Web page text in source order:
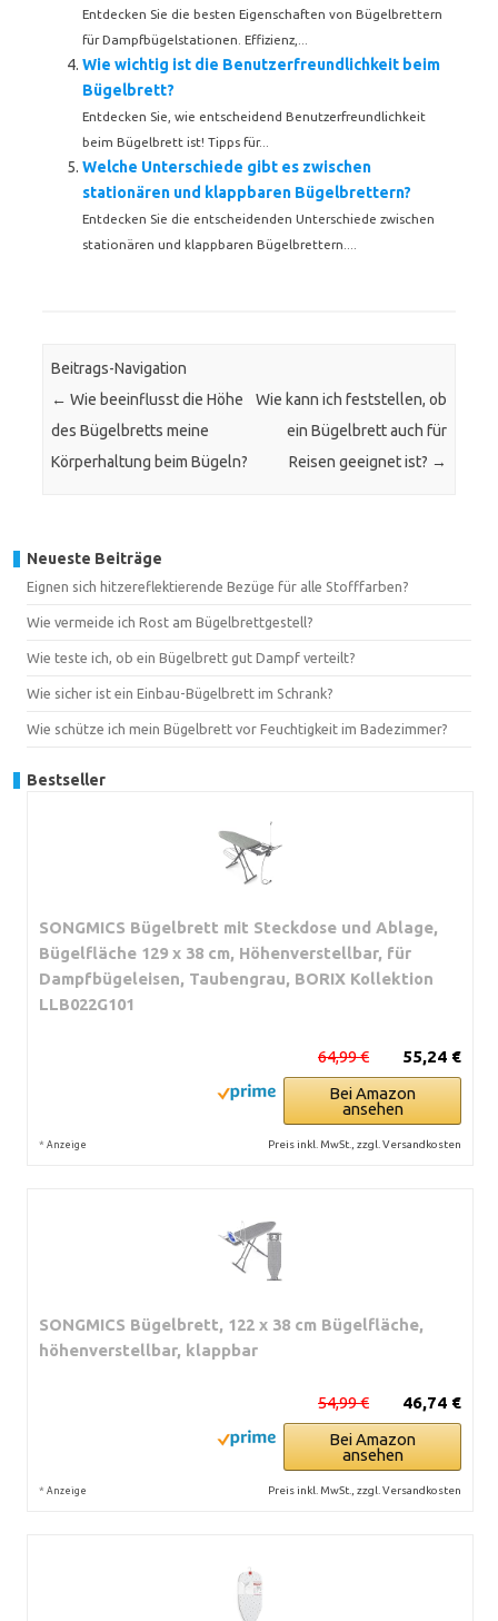
Entdecken Sie die besten Eigenschaften von Bügelbrettern
für Dampfbügelstationen. Effizienz,...
Wie wichtig ist die Benutzerfreundlichkeit beim
Bügelbrett?
Entdecken Sie, wie entscheidend Benutzerfreundlichkeit
beim Bügelbrett ist! Tipps für...
Welche Unterschiede gibt es zwischen
stationären und klappbaren Bügelbrettern?
Entdecken Sie die entscheidenden Unterschiede zwischen
stationären und klappbaren Bügelbrettern....
Beitrags-Navigation
← Wie beeinflusst die Höhe
des Bügelbretts meine
Körperhaltung beim Bügeln?
Wie kann ich feststellen, ob
ein Bügelbrett auch für
Reisen geeignet ist? →
Neueste Beiträge
Eignen sich hitzereflektierende Bezüge für alle Stofffarben?
Wie vermeide ich Rost am Bügelbrettgestell?
Wie teste ich, ob ein Bügelbrett gut Dampf verteilt?
Wie sicher ist ein Einbau-Bügelbrett im Schrank?
Wie schütze ich mein Bügelbrett vor Feuchtigkeit im Badezimmer?
Bestseller
SONGMICS Bügelbrett mit Steckdose und Ablage,
Bügelfläche 129 x 38 cm, Höhenverstellbar, für
Dampfbügeleisen, Taubengrau, BORIX Kollektion
LLB022G101
55,24 €
64,99 €
Bei Amazon
ansehen
* Anzeige Preis inkl. MwSt., zzgl. Versandkosten
SONGMICS Bügelbrett, 122 x 38 cm Bügelfläche,
höhenverstellbar, klappbar
46,74 €
54,99 €
Bei Amazon
ansehen
* Anzeige Preis inkl. MwSt., zzgl. Versandkosten